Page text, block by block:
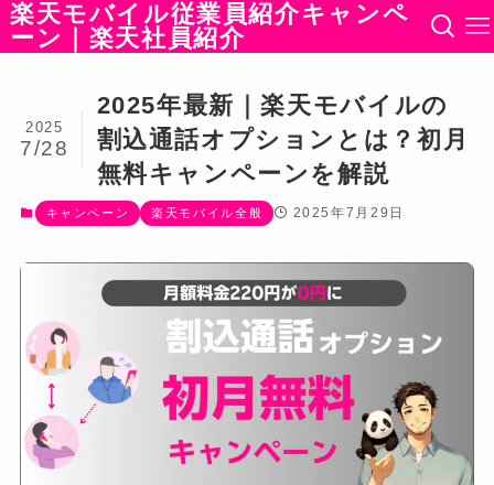
楽天モバイル従業員紹介キャンペ
ーン｜楽天社員紹介
2025年最新｜楽天モバイルの
割込通話オプションとは？初月
無料キャンペーンを解説
2025
7/28
キャンペーン 楽天モバイル全般 2025年7月29日